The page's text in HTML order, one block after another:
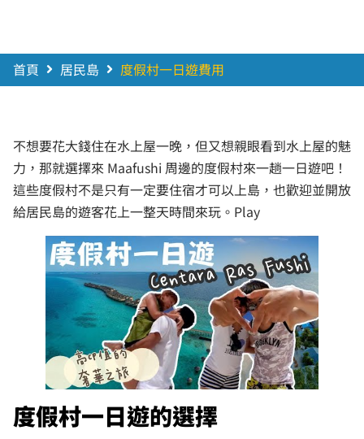
首頁 居民島 度假村一日遊費用
不想要花大錢住在水上屋一晚，但又想親眼看到水上屋的魅
力，那就選擇來 Maafushi 周邊的度假村來一趟一日遊吧！
這些度假村不是只有一定要住宿才可以上島，也歡迎並開放
給居民島的遊客花上一整天時間來玩。Play
度假村一日遊的選擇